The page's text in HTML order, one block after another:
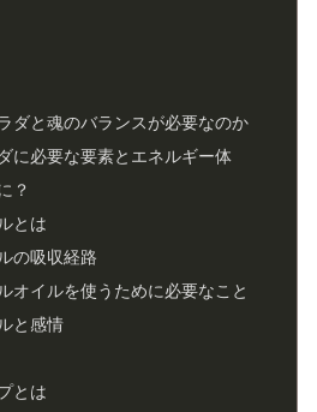
ダと魂のバランスが必要なのか
に必要な要素とエネルギー体
？
とは
の吸収経路
オイルを使うために必要なこと
と感情
とは